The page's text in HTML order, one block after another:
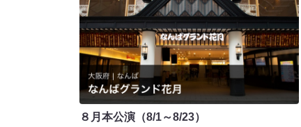
８月本公演（8/1～8/23）